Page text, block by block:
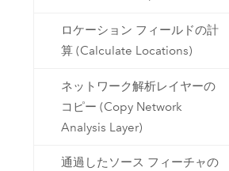
ロケーション フィールドの計
算 (Calculate Locations)
ネットワーク解析レイヤーの
コピー (Copy Network
Analysis Layer)
通過したソース フィーチャの